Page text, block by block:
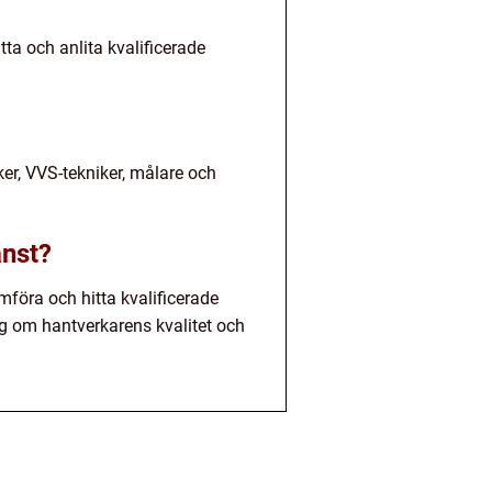
och anlita kvalificerade
VVS-tekniker, målare och
och hitta kvalificerade
om hantverkarens kvalitet och